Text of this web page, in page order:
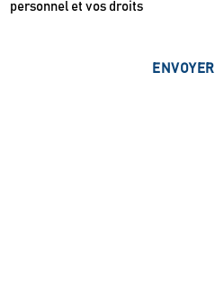
personnel et vos droits
ENVOYER